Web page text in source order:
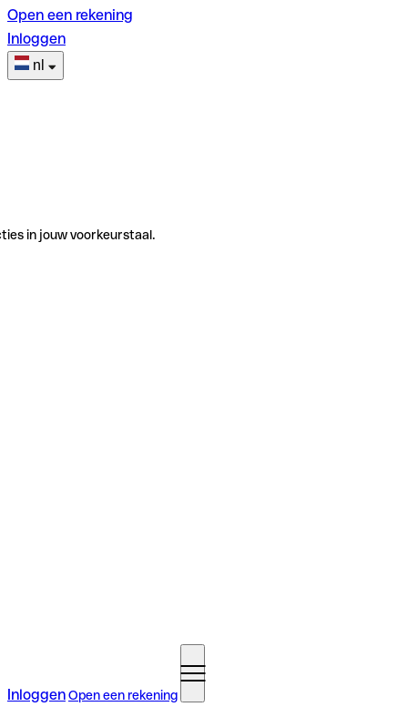
Open een rekening
Inloggen
nl
in jouw voorkeurstaal.
InloggenOpen een rekening